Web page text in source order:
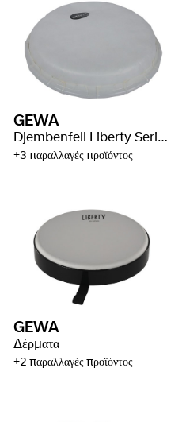
GEWA
Djembenfell Liberty Series Mechanically Tuned
+3 παραλλαγές προϊόντος
GEWA
Δέρματα
+2 παραλλαγές προϊόντος